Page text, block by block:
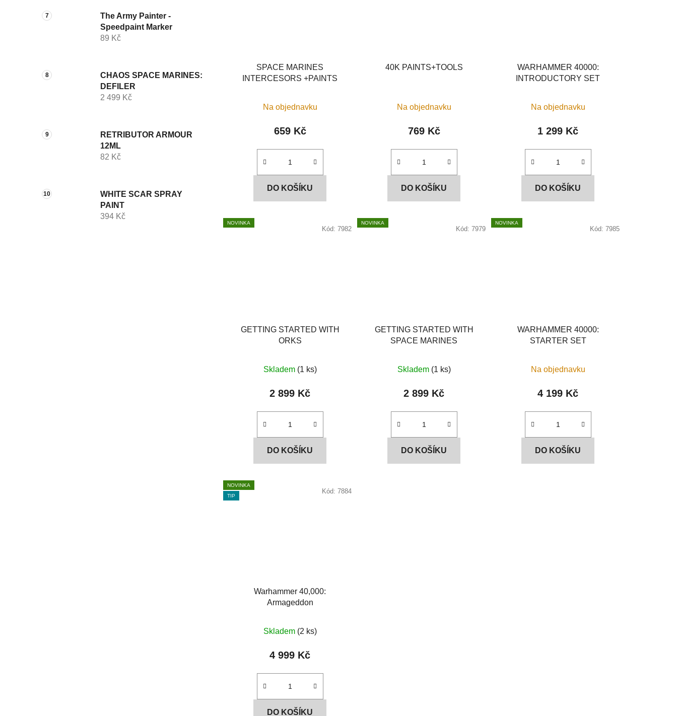
The Army Painter -
Speedpaint Marker
89 Kč
CHAOS SPACE MARINES:
DEFILER
2 499 Kč
RETRIBUTOR ARMOUR
12ML
82 Kč
WHITE SCAR SPRAY
PAINT
394 Kč
SPACE MARINES
INTERCESORS +PAINTS
Na objednavku
659 Kč
DO KOŠÍKU
40K PAINTS+TOOLS
Na objednavku
769 Kč
DO KOŠÍKU
WARHAMMER 40000:
INTRODUCTORY SET
Na objednavku
1 299 Kč
DO KOŠÍKU
NOVINKA
GETTING STARTED WITH
ORKS
Skladem (1 ks)
2 899 Kč
DO KOŠÍKU
Kód: 7982
NOVINKA
GETTING STARTED WITH
SPACE MARINES
Skladem (1 ks)
2 899 Kč
DO KOŠÍKU
Kód: 7979
NOVINKA
WARHAMMER 40000:
STARTER SET
Na objednavku
4 199 Kč
DO KOŠÍKU
Kód: 7985
NOVINKA
TIP
Warhammer 40,000:
Armageddon
Skladem (2 ks)
4 999 Kč
DO KOŠÍKU
Kód: 7884